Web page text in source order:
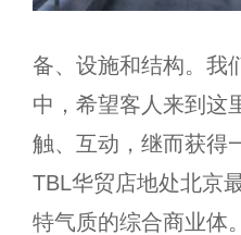
备、设施和结构。我
中，希望客人来到这
触、互动，继而获得
TBL华贸店地处北京
特气质的综合商业体